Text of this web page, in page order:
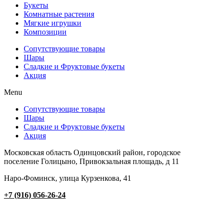
Букеты
Комнатные растения
Мягкие игрушки
Композиции
Сопутствующие товары
Шары
Сладкие и Фруктовые букеты
Акция
Menu
Сопутствующие товары
Шары
Сладкие и Фруктовые букеты
Акция
Московская область Одинцовский район, городское
поселение Голицыно, Привокзальная площадь, д 11
Наро-Фоминск, улица Курзенкова, 41
+7 (916) 056-26-24